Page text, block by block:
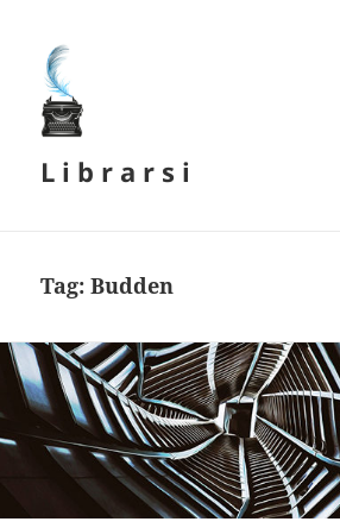
L i b r a r s i
Tag:Budden